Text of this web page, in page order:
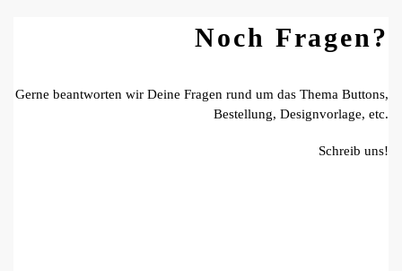
Noch Fragen?
Gerne beantworten wir Deine Fragen rund um das Thema Buttons,
Bestellung, Designvorlage, etc.
Schreib uns!